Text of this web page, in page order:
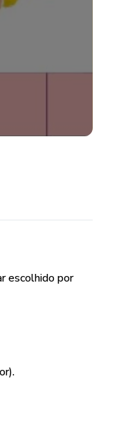
escolhido por